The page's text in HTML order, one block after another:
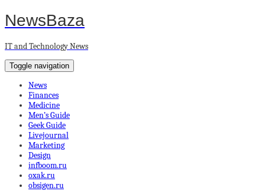
NewsBaza
IT and Technology News
Toggle navigation
News
Finances
Medicine
Men’s Guide
Geek Guide
Livejournal
Marketing
Design
infboom.ru
oxak.ru
obsigen.ru